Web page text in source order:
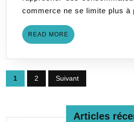
?
commerce ne se limite plus à
READ MORE READ
MORE
Pagination
des
publications
1 2 Suivant
Articles